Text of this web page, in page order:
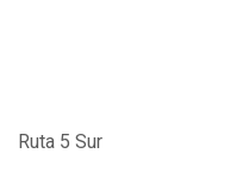
Ruta 5 Sur